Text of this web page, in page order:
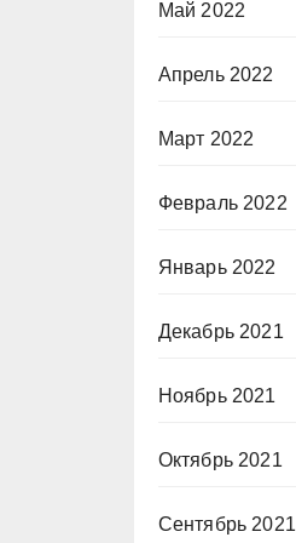
Май 2022
Апрель 2022
Март 2022
Февраль 2022
Январь 2022
Декабрь 2021
Ноябрь 2021
Октябрь 2021
Сентябрь 2021